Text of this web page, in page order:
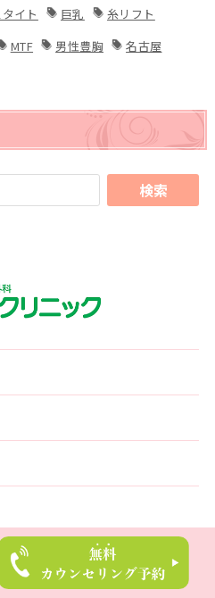
イト 巨乳
糸リフト
MTF 男性豊胸
名古屋